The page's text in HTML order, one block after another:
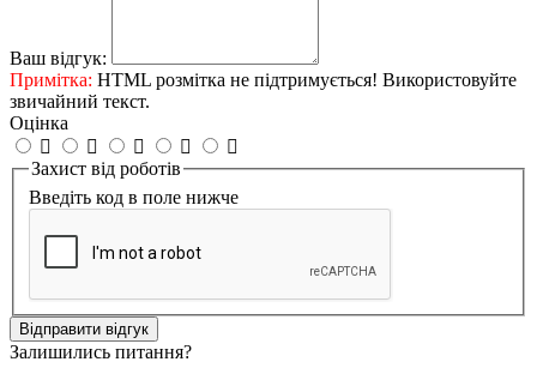
Ваш відгук:
Примітка: HTML розмітка не підтримується! Використовуйте
звичайний текст.
Оцінка
Захист від роботів
Введіть код в поле нижче
Відправити відгук
Залишились питання?